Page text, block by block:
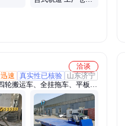
洽谈
速 真实性已核验
山东济宁
搬运车、全挂拖车、平板电
货车